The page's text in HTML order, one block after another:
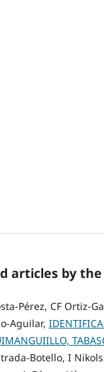
articles by
Pérez, CF Ortiz-
Aguilar,
Botello, I